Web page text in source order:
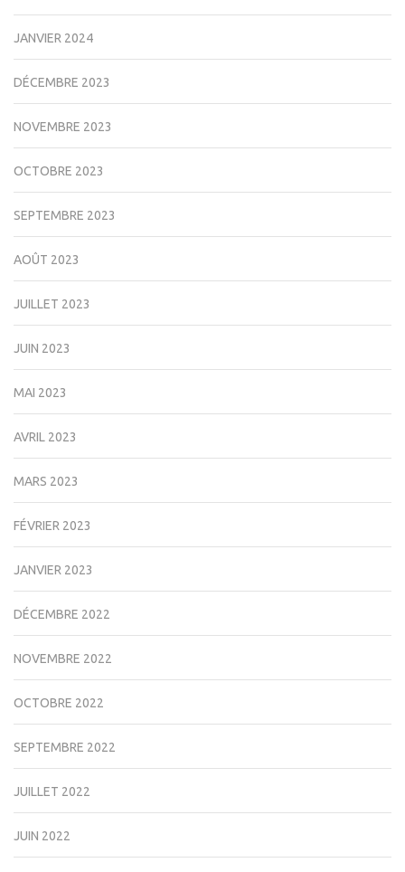
JANVIER 2024
DÉCEMBRE 2023
NOVEMBRE 2023
OCTOBRE 2023
SEPTEMBRE 2023
AOÛT 2023
JUILLET 2023
JUIN 2023
MAI 2023
AVRIL 2023
MARS 2023
FÉVRIER 2023
JANVIER 2023
DÉCEMBRE 2022
NOVEMBRE 2022
OCTOBRE 2022
SEPTEMBRE 2022
JUILLET 2022
JUIN 2022